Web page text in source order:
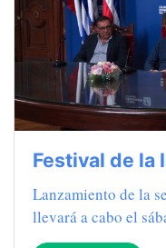
Festival de la
Lanzamiento de la
llevará a cabo el